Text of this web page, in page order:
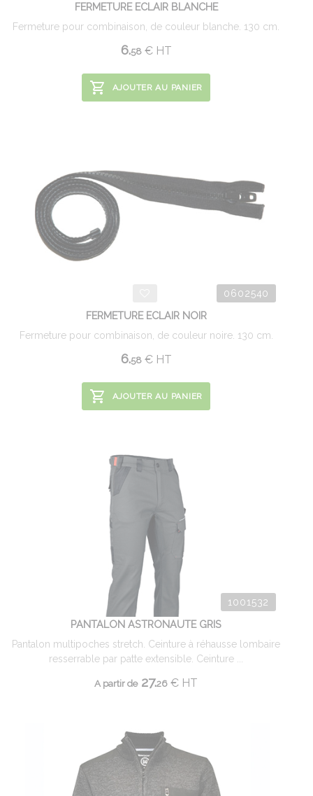
FERMETURE ECLAIR BLANCHE
Fermeture pour combinaison, de couleur blanche. 130 cm.
6.58 €HT
AJOUTER AU PANIER
0602540
FERMETURE ECLAIR NOIR
Fermeture pour combinaison, de couleur noire. 130 cm.
6.58 €HT
AJOUTER AU PANIER
1001532
PANTALON ASTRONAUTE GRIS
Pantalon multipoches stretch. Ceinture à réhausse lombaire
resserrable par patte extensible. Ceinture ...
A partir de27.26 € HT